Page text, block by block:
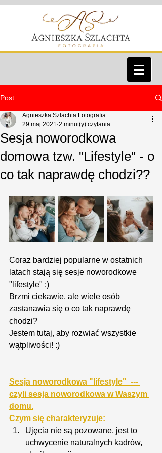
Post
Sesja noworodkowa
domowa tzw. "Lifestyle" - o
co tak naprawdę chodzi??
Agnieszka Szlachta Fotografia
29 maj 2021 2 minut(y) czytania
Coraz bardziej popularne w ostatnich
latach stają się sesje noworodkowe
"lifestyle" :)
Brzmi ciekawie, ale wiele osób
zastanawia się o co tak naprawdę
chodzi?
Jestem tutaj, aby rozwiać wszystkie
wątpliwości! :)
Sesja noworodkowa "lifestyle"  ---
czyli sesja noworodkowa w Waszym
domu.
Czym się charakteryzuje:
Ujęcia nie są pozowane, jest to
uchwycenie naturalnych kadrów,